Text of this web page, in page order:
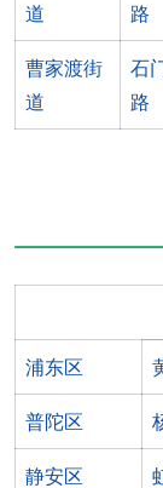
道
路
曹家渡街
道
石
路
浦东区
普陀区
静安区